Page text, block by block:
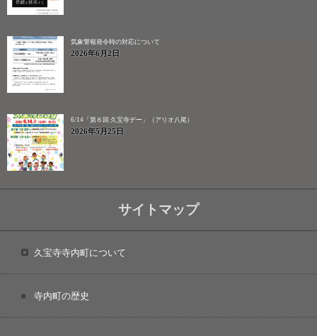
気象警報発令時の対応について
2026年6月2日
6/14「第６回 久宝寺デー」（アリオ八尾）
2026年5月25日
サイトマップ
久宝寺寺内町について
寺内町の歴史